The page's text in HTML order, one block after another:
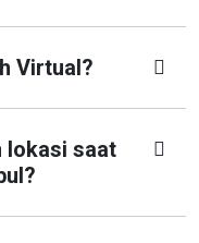
Virtual?
lokasi saat